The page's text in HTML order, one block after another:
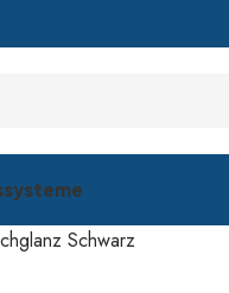
Schwarz